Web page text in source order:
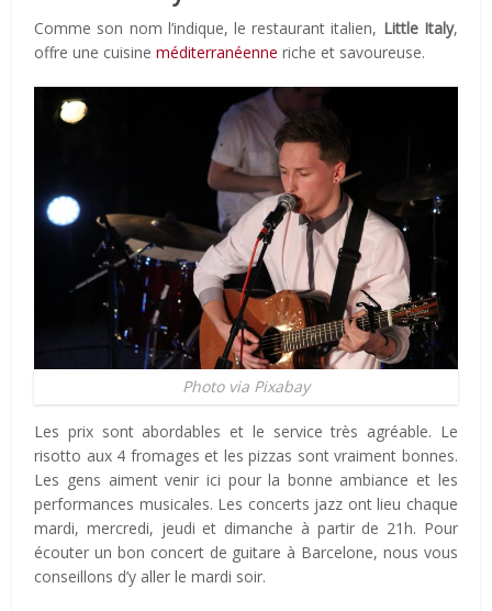
Comme son nom l’indique, le restaurant italien, Little Italy,
offre une cuisineméditerranéenne riche et savoureuse.
Photo via Pixabay
Les prix sont abordables et le service très agréable. Le
risotto aux 4 fromages et les pizzas sont vraiment bonnes.
Les gens aiment venir ici pour la bonne ambiance et les
performances musicales. Les concerts jazz ont lieu chaque
mardi, mercredi, jeudi et dimanche à partir de 21h. Pour
écouter un bon concert de guitare à Barcelone, nous vous
conseillons d’y aller le mardi soir.